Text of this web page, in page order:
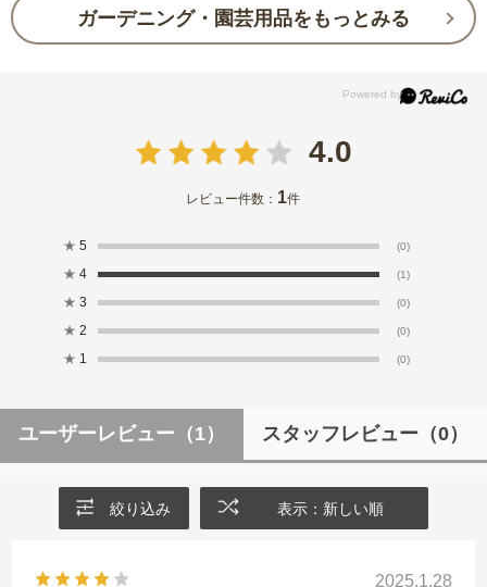
ガーデニング・園芸用品をもっとみる
4.0
レビュー件数： 1件
★ 5 (0)
★ 4 (1)
★ 3 (0)
★ 2 (0)
★ 1 (0)
ユーザーレビュー （1） スタッフレビュー （0）
絞り込み 表示：新しい順
2025.1.28